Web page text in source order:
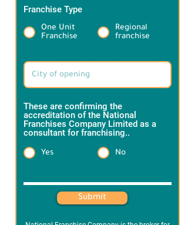
Franchise Type
One Unit
Franchise
Regional
franchise
These are confirming the
accreditation of the National
Franchises Company Limited as a
consultant for franchising..
Yes No
Submit